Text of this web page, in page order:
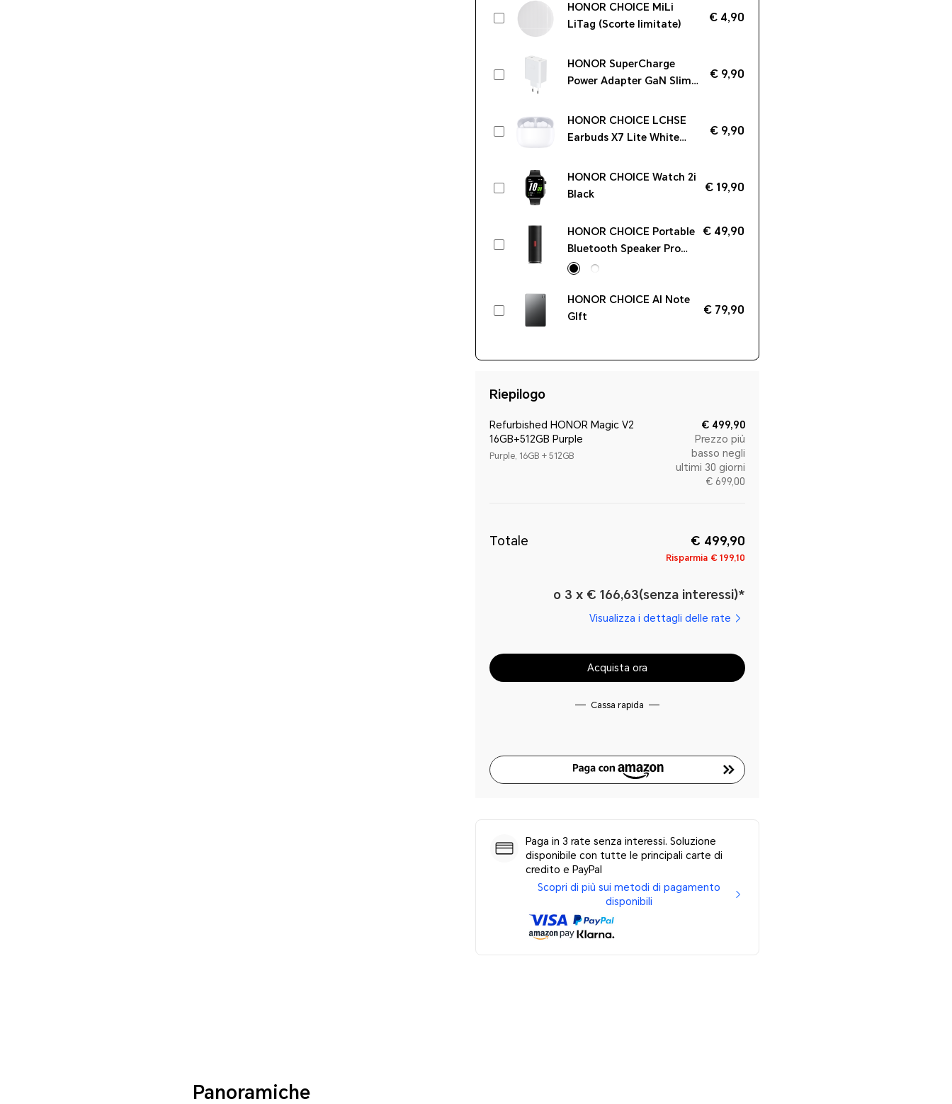
HONOR CHOICE MiLi
LiTag (Scorte limitate)
€ 4,90
HONOR SuperCharge
Power Adapter GaN Slim
€ 9,90
HONOR CHOICE LCHSE
Earbuds X7 Lite White
€ 9,90
HONOR CHOICE Watch 2i
Black
€ 19,90
HONOR CHOICE Portable
Bluetooth Speaker Pro
Black
€ 49,90
HONOR CHOICE AI Note
GIft
€ 79,90
Riepilogo
Refurbished HONOR Magic V2
16GB+512GB Purple
Purple, 16GB + 512GB
€ 499,90
Prezzo più
basso negli
ultimi 30 giorni
€ 699,00
Totale € 499,90
Risparmia € 199,10
o 3 x € 166,63(senza interessi)*
Visualizza i dettagli delle rate
Acquista ora
Cassa rapida
Paga in 3 rate senza interessi. Soluzione
disponibile con tutte le principali carte di
credito e PayPal
Scopri di più sui metodi di pagamento
disponibili
Panoramiche